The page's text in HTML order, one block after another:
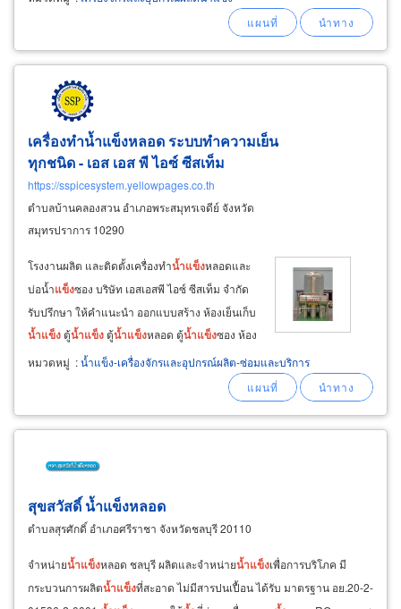
ออกแบบการจัด
เครื่องทำน้ำแข็งหลอด ระบบทำความเย็น
ทุกชนิด - เอส เอส พี ไอซ์ ซีสเท็ม
https://sspicesystem.yellowpages.co.th
ตำบลบ้านคลองสวน อำเภอพระสมุทรเจดีย์ จังหวัด
สมุทรปราการ 10290
โรงงานผลิต และติดตั้งเครื่องทำน้ำแข็งหลอดและ
บ่อน้ำแข็งซอง บริษัท เอสเอสพี ไอซ์ ซีสเท็ม จำกัด
รับปรึกษา ให้คำแนะนำ ออกแบบสร้าง ห้องเย็นเก็บ
น้ำแข็ง ตู้น้ำแข็ง ตู้น้ำแข็งหลอด ตู้น้ำแข็งซอง ห้อง
เย็นโรงงาน ห้องเย็นขนาดเล็ก-ใหญ่ ห้องเย็นเก็บพืช
ผลการเกษตร ห้องเย็นเก็บสินค้าอาหารทะเล ตู้แช่
หมวดหมู่ :น้ำแข็ง-เครื่องจักรและอุปกรณ์ผลิต-ซ่อมและบริการ
สุขสวัสดิ์ น้ำแข็งหลอด
ตำบลสุรศักดิ์ อำเภอศรีราชา จังหวัดชลบุรี 20110
จำหน่ายน้ำแข็งหลอด ชลบุรี ผลิตและจำหน่ายน้ำแข็งเพื่อการบริโภค มี
กระบวนการผลิตน้ำแข็งที่สะอาด ไม่มีสารปนเปื้อน ได้รับ มาตรฐาน อย.20-2-